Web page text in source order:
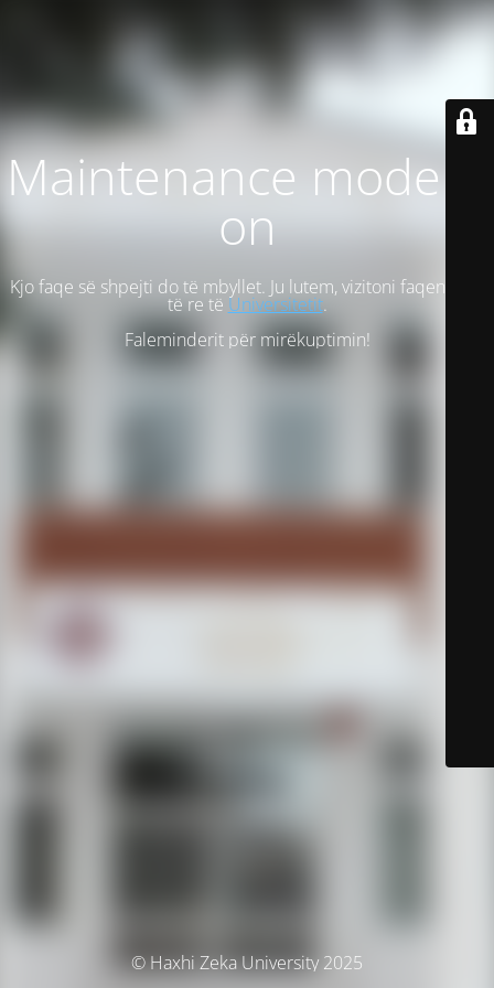
Maintenance mode is
on
Kjo faqe së shpejti do të mbyllet. Ju lutem, vizitoni faqen tonë
të re të Universitetit.
Faleminderit për mirëkuptimin!
© Haxhi Zeka University 2025